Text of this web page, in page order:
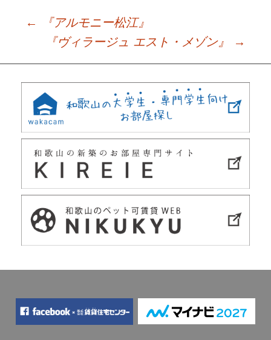
Post
navigation
←
『アルモニー松江』
『ヴィラージュ エスト・メゾン』
→